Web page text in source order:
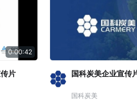
0:00:42
片 国科炭美企业宣传
国科炭美